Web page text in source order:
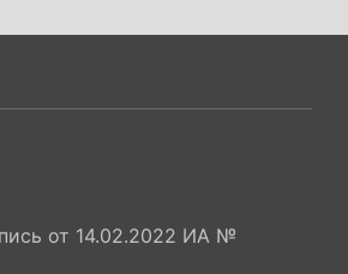
от 14.02.2022 ИА №